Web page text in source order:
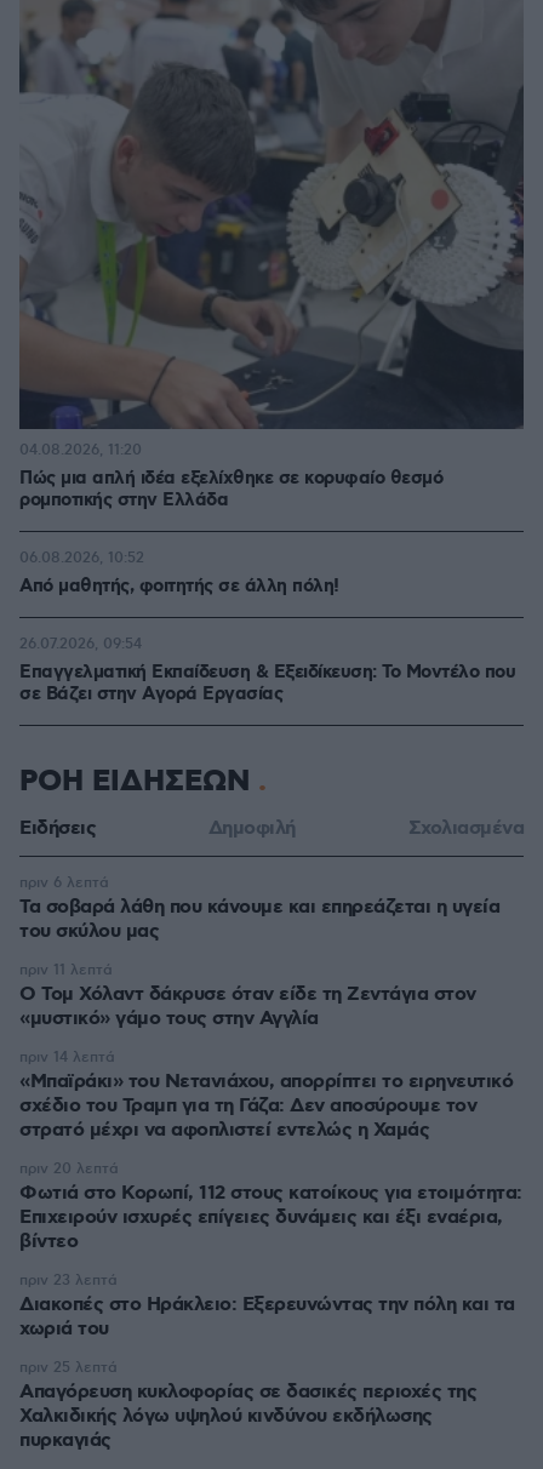
Πώς μια απλή ιδέα εξελίχθηκε σε κορυφαίο θεσμό
ρομποτικής στην Ελλάδα
04.08.2026, 11:20
Από μαθητής, φοιτητής σε άλλη πόλη!
06.08.2026, 10:52
Επαγγελματική Εκπαίδευση & Εξειδίκευση: Το Mοντέλο που
σε Bάζει στην Aγορά Eργασίας
26.07.2026, 09:54
ΡΟΗ ΕΙΔΗΣΕΩΝ
Ειδήσεις Δημοφιλή Σχολιασμένα
Τα σοβαρά λάθη που κάνουμε και επηρεάζεται η υγεία
του σκύλου μας
πριν 6 λεπτά
Ο Τομ Χόλαντ δάκρυσε όταν είδε τη Ζεντάγια στον
«μυστικό» γάμο τους στην Αγγλία
πριν 11 λεπτά
«Μπαϊράκι» του Νετανιάχου, απορρίπτει το ειρηνευτικό
σχέδιο του Τραμπ για τη Γάζα: Δεν αποσύρουμε τον
στρατό μέχρι να αφοπλιστεί εντελώς η Χαμάς
πριν 14 λεπτά
Φωτιά στο Κορωπί, 112 στους κατοίκους για ετοιμότητα:
Επιχειρούν ισχυρές επίγειες δυνάμεις και έξι εναέρια,
βίντεο
πριν 20 λεπτά
Διακοπές στο Ηράκλειο: Εξερευνώντας την πόλη και τα
χωριά του
πριν 23 λεπτά
Απαγόρευση κυκλοφορίας σε δασικές περιοχές της
Χαλκιδικής λόγω υψηλού κινδύνου εκδήλωσης
πυρκαγιάς
πριν 25 λεπτά